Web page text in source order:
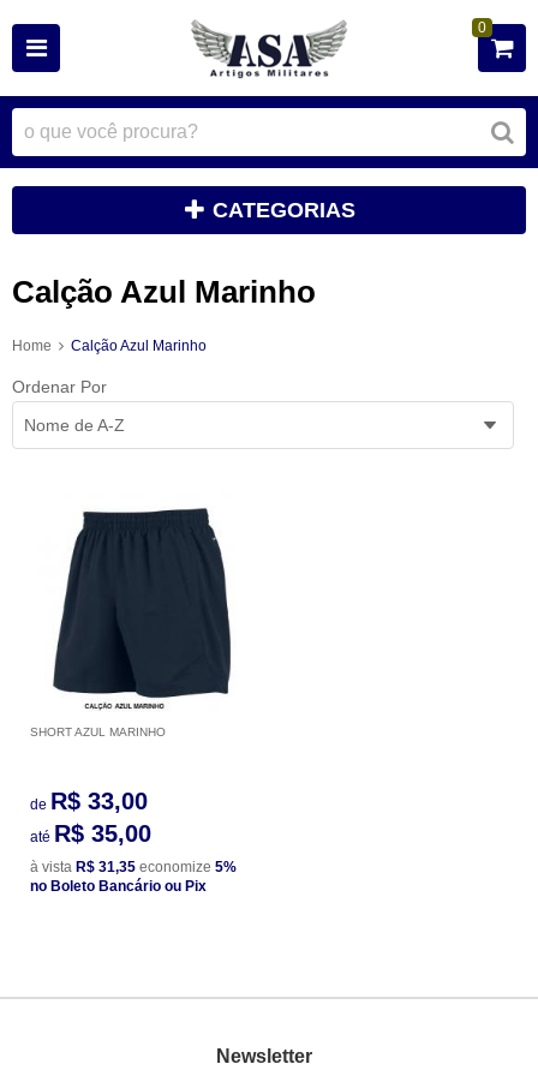
0
CATEGORIAS
Calção Azul Marinho
Home Calção Azul Marinho
Ordenar Por
Nome de A-Z
SHORT AZUL MARINHO
de R$ 33,00
até R$ 35,00
à vista R$ 31,35 economize 5%
no Boleto Bancário ou Pix
Newsletter